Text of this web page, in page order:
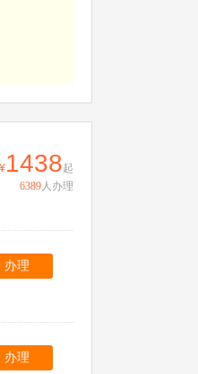
1438起
6389人办理
办理
办理